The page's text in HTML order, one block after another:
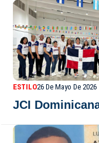
ESTILO26 De Mayo De 2026
JCI